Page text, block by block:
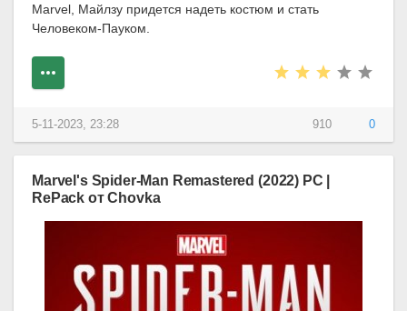
Marvel, Майлзу придется надеть костюм и стать
Человеком-Пауком.
910 0
5-11-2023, 23:28
Marvel's Spider-Man Remastered (2022) PC |
RePack от Chovka